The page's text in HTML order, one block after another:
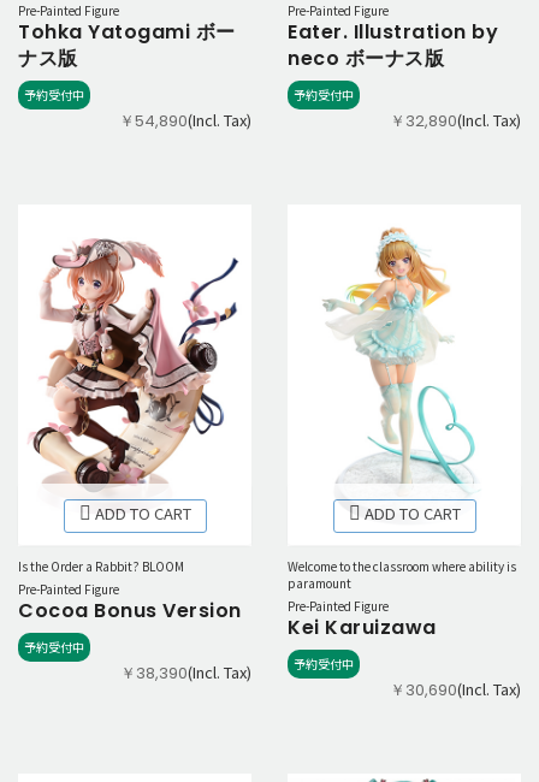
Pre-Painted Figure
Tohka Yatogami ボー
ナス版
予約受付中
￥54,890(Incl. Tax)
Pre-Painted Figure
Eater. Illustration by
neco ボーナス版
予約受付中
￥32,890(Incl. Tax)
ADD TO CART
Is the Order a Rabbit? BLOOM
Pre-Painted Figure
Cocoa Bonus Version
予約受付中
￥38,390(Incl. Tax)
ADD TO CART
Welcome to the classroom where ability is
paramount
Pre-Painted Figure
Kei Karuizawa
予約受付中
￥30,690(Incl. Tax)